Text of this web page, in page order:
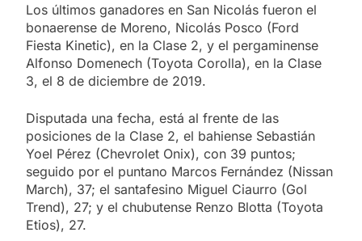
Los últimos ganadores en San Nicolás fueron el
bonaerense de Moreno, Nicolás Posco (Ford
Fiesta Kinetic), en la Clase 2, y el pergaminense
Alfonso Domenech (Toyota Corolla), en la Clase
3, el 8 de diciembre de 2019.
Disputada una fecha, está al frente de las
posiciones de la Clase 2, el bahiense Sebastián
Yoel Pérez (Chevrolet Onix), con 39 puntos;
seguido por el puntano Marcos Fernández (Nissan
March), 37; el santafesino Miguel Ciaurro (Gol
Trend), 27; y el chubutense Renzo Blotta (Toyota
Etios), 27.